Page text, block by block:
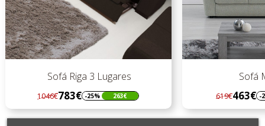
Sofá Mistik 3
Regular
preço
619€463€
Preço -25%